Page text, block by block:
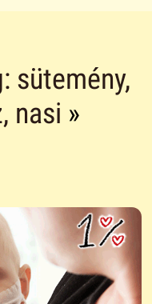
sütemény,
nasi »